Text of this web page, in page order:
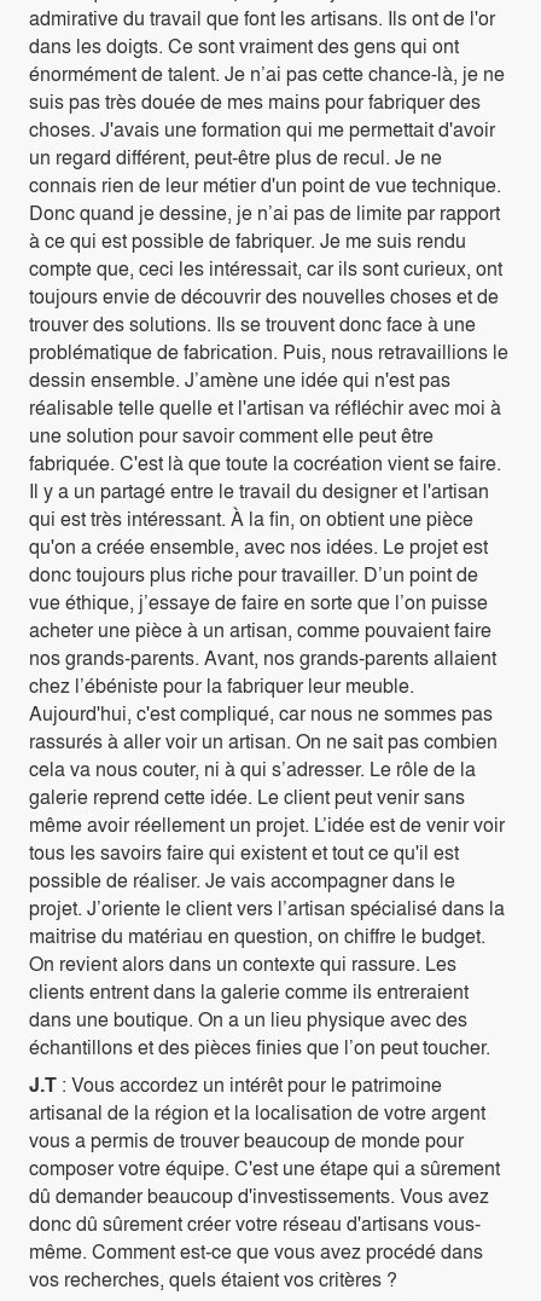
admirative du travail que font les artisans. Ils ont de l'or
dans les doigts. Ce sont vraiment des gens qui ont
énormément de talent. Je n’ai pas cette chance-là, je ne
suis pas très douée de mes mains pour fabriquer des
choses. J'avais une formation qui me permettait d'avoir
un regard différent, peut-être plus de recul. Je ne
connais rien de leur métier d'un point de vue technique.
Donc quand je dessine, je n’ai pas de limite par rapport
à ce qui est possible de fabriquer. Je me suis rendu
compte que, ceci les intéressait, car ils sont curieux, ont
toujours envie de découvrir des nouvelles choses et de
trouver des solutions. Ils se trouvent donc face à une
problématique de fabrication. Puis, nous retravaillions le
dessin ensemble. J’amène une idée qui n'est pas
réalisable telle quelle et l'artisan va réfléchir avec moi à
une solution pour savoir comment elle peut être
fabriquée. C'est là que toute la cocréation vient se faire.
Il y a un partagé entre le travail du designer et l'artisan
qui est très intéressant. À la fin, on obtient une pièce
qu'on a créée ensemble, avec nos idées. Le projet est
donc toujours plus riche pour travailler. D’un point de
vue éthique, j’essaye de faire en sorte que l’on puisse
acheter une pièce à un artisan, comme pouvaient faire
nos grands-parents. Avant, nos grands-parents allaient
chez l’ébéniste pour la fabriquer leur meuble.
Aujourd'hui, c'est compliqué, car nous ne sommes pas
rassurés à aller voir un artisan. On ne sait pas combien
cela va nous couter, ni à qui s’adresser. Le rôle de la
galerie reprend cette idée. Le client peut venir sans
même avoir réellement un projet. L’idée est de venir voir
tous les savoirs faire qui existent et tout ce qu'il est
possible de réaliser. Je vais accompagner dans le
projet. J’oriente le client vers l’artisan spécialisé dans la
maitrise du matériau en question, on chiffre le budget.
On revient alors dans un contexte qui rassure. Les
clients entrent dans la galerie comme ils entreraient
dans une boutique. On a un lieu physique avec des
échantillons et des pièces finies que l’on peut toucher.
J.T : Vous accordez un intérêt pour le patrimoine
artisanal de la région et la localisation de votre argent
vous a permis de trouver beaucoup de monde pour
composer votre équipe. C'est une étape qui a sûrement
dû demander beaucoup d'investissements. Vous avez
donc dû sûrement créer votre réseau d'artisans vous-
même. Comment est-ce que vous avez procédé dans
vos recherches, quels étaient vos critères ?